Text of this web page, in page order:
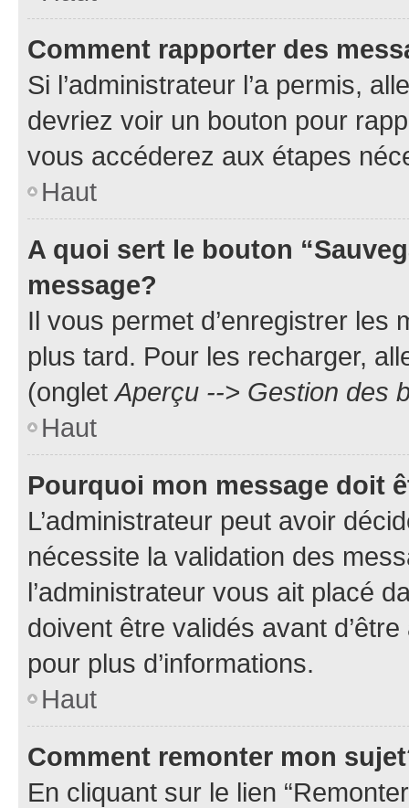
Comment rapporter des
Si l’administrateur l’a permis,
devriez voir un bouton pour
vous accéderez aux étapes
Haut
A quoi sert le bouton
message?
Il vous permet d’enregistrer
plus tard. Pour les recharger,
(ongletAperçu --> Gestion des
Haut
Pourquoi mon message doit
L’administrateur peut avoir
nécessite la validation des
l’administrateur vous ait placé
doivent être validés avant
pour plus d’informations.
Haut
Comment remonter mon
En cliquant sur le lien